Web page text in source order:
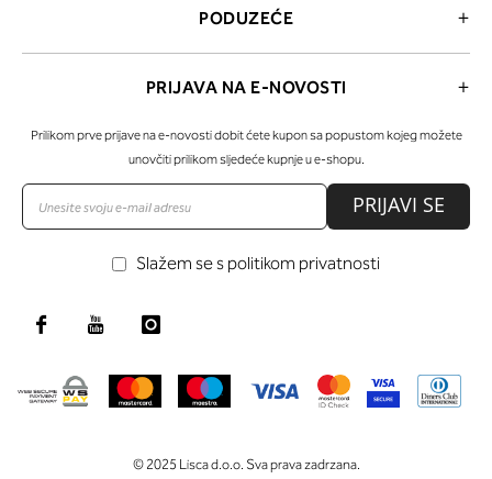
PODUZEĆE
PRIJAVA NA E-NOVOSTI
Prilikom prve prijave na e-novosti dobit ćete kupon sa popustom kojeg možete
unovčiti prilikom sljedeće kupnje u e-shopu.
PRIJAVI SE
Slažem se s politikom privatnosti
© 2025 Lisca d.o.o. Sva prava zadrzana.